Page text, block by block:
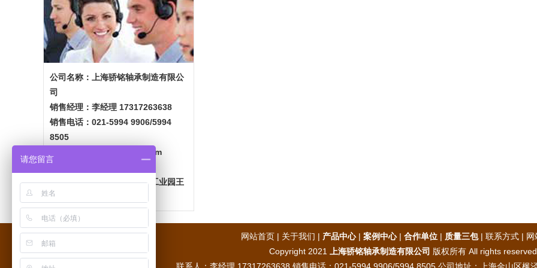
公司名称：上海骄铭轴承制造有限公
司
销售经理：李经理 17317263638
销售电话：021-5994 9906/5994
8505
邮箱：2549524478@qq.com
公司地址：上海金山区枫泾工业园王
圩东路 1718 号
网站首页 | 关于我们 | 产品中心| 案例中心| 合作单位 | 质量三包| 联系方式 | 网
Copyright 2021
上海骄铭轴承制造有限公司 版权所有 All rights reserved
请您留言